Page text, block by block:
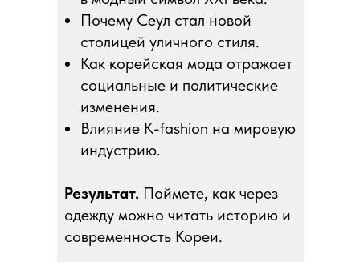
Почему Сеул стал новой
столицей уличного стиля.
Как корейская мода отражает
социальные и политические
изменения.
Влияние K-fashion на мировую
индустрию.
Результат. Поймете, как через
одежду можно читать историю и
современность Кореи.